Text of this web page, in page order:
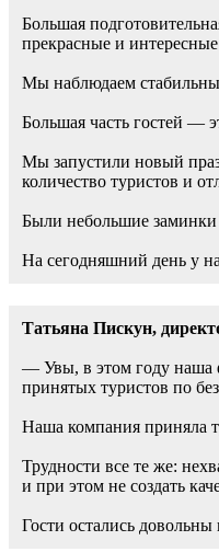
Большая
прекрасные и
Мы наблюдаем
Большая часть гостей —
Мы запустили новый
количество туристов и
Были небольшие заминки
На сегодняшний день у
Татьяна Пискун,
— Увы, в этом году наша
принятых туристов по
Наша компания приняла
Трудности все те же:
и при этом не создать
Гости остались